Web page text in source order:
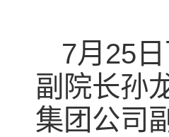
7月25
副院长孙
集团公司